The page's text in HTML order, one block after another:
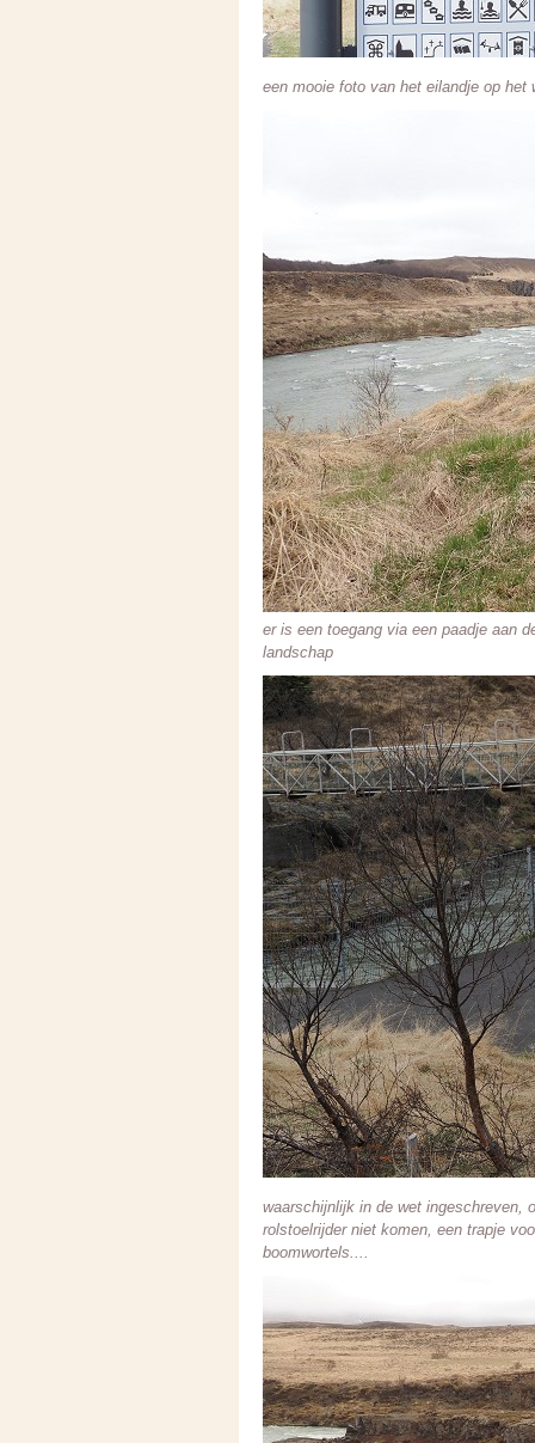
een mooie foto van het eilandje op het
er is een toegang via een paadje aan
landschap
waarschijnlijk in de wet ingeschreven,
rolstoelrijder niet komen, een trapje
boomwortels....